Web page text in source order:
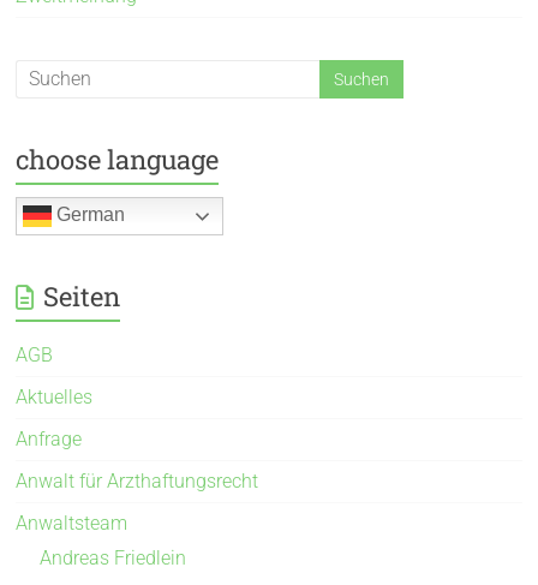
choose language
German
Seiten
AGB
Aktuelles
Anfrage
Anwalt für Arzthaftungsrecht
Anwaltsteam
Andreas Friedlein